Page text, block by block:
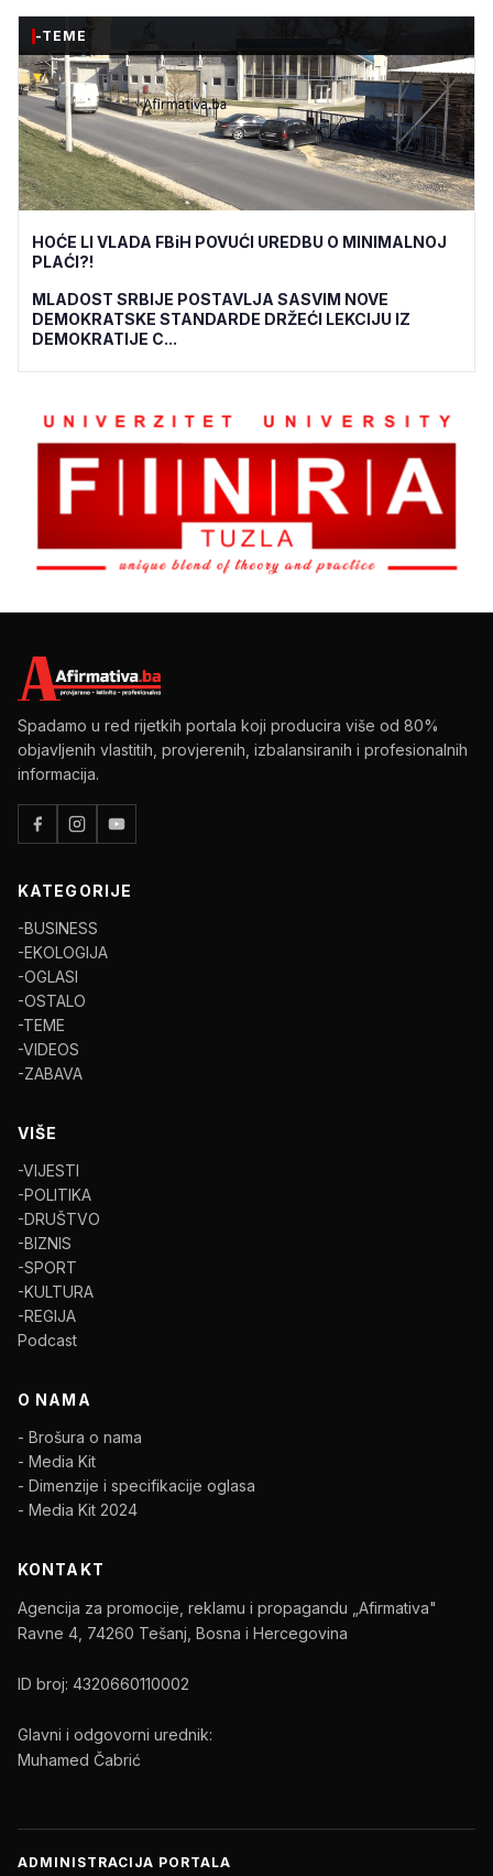
-TEME
HOĆE LI VLADA FBiH POVUĆI UREDBU O MINIMALNOJ
PLAĆI?!
MLADOST SRBIJE POSTAVLJA SASVIM NOVE
DEMOKRATSKE STANDARDE DRŽEĆI LEKCIJU IZ
DEMOKRATIJE C...
Spadamo u red rijetkih portala koji producira više od 80%
objavljenih vlastitih, provjerenih, izbalansiranih i profesionalnih
informacija.
KATEGORIJE
-BUSINESS
-EKOLOGIJA
-OGLASI
-OSTALO
-TEME
-VIDEOS
-ZABAVA
VIŠE
-VIJESTI
-POLITIKA
-DRUŠTVO
-BIZNIS
-SPORT
-KULTURA
-REGIJA
Podcast
O NAMA
- Brošura o nama
- Media Kit
- Dimenzije i specifikacije oglasa
- Media Kit 2024
KONTAKT
Agencija za promocije, reklamu i propagandu „Afirmativa"
Ravne 4, 74260 Tešanj, Bosna i Hercegovina
ID broj: 4320660110002
Glavni i odgovorni urednik:
Muhamed Čabrić
ADMINISTRACIJA PORTALA